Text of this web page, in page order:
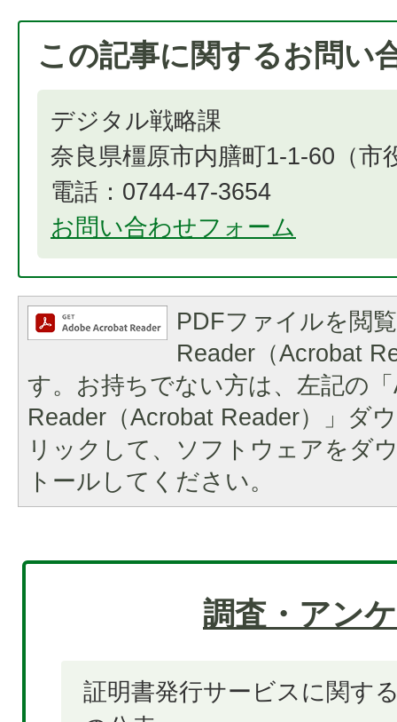
この記事に関するお問い
デジタル戦略課
奈良県橿原市内膳町1-1-60（市
電話：0744-47-3654​​​​​​​
お問い合わせフォーム
PDFファイルを閲
Reader（Acrobat
す。お持ちでない方は、左記の
Reader（Acrobat Reader）」ダ
リックして、ソフトウェアをダ
トールしてください。
調査・アン
証明書発行サービスに関す